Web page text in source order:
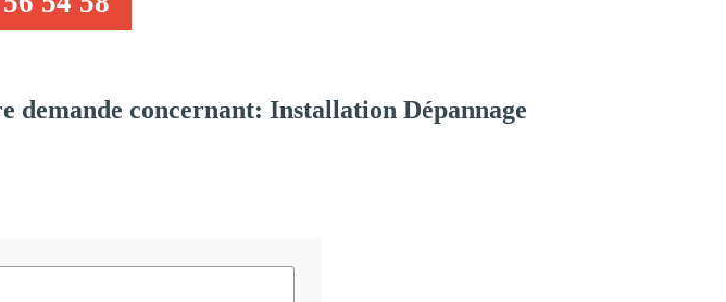
concernant: Installation Dépannage